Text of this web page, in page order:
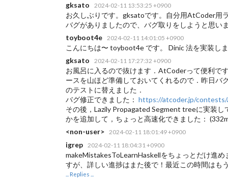
gksato
2024-02-11 13:53:25 +0900
お久しぶりです。gksatoです。自分用AtCoder用
バグがありましたので、バグ取りをしようと思い
toyboot4e
2024-02-11 14:01:05 +0900
こんにちは〜 toyboot4e です。 Dinic 法を実装し
gksato
2024-02-11 17:27:32 +0900
お風呂に入るので抜けます．AtCoderって便利で
ースを山ほど準備しておいてくれるので．昨日バ
のテストに替えました．
バグ修正できました： https://atcoder.jp/
その後，Lazily Propagated Segment treeに実装
かを追加して，ちょっと高速化できました：
<non-user>
2024-02-11 18:01:49 +0900
igrep 2024-02-11 18:04:31 +0900
makeMistakesToLearnHaskellをちょっとだけ進
すが、詳しい進捗はまた後で！最近この時間はも
... Replies ...